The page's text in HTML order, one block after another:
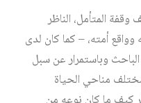
المتأمل، الناظر
وواقع أمته، – كما كان لدى
وباستمرار عن سبل
مناحي الحياة